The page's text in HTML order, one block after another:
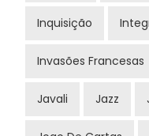
Inquisição
Invasões Francesas
Javali Jazz